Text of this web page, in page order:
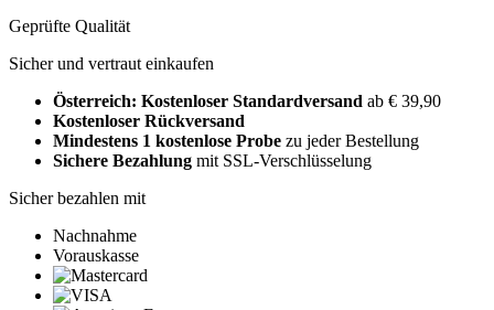
Geprüfte Qualität
Sicher und vertraut einkaufen
Österreich: Kostenloser Standardversand ab € 39,90
Kostenloser Rückversand
Mindestens 1 kostenlose Probe zu jeder Bestellung
Sichere Bezahlung mit SSL-Verschlüsselung
Sicher bezahlen mit
Nachnahme
Vorauskasse